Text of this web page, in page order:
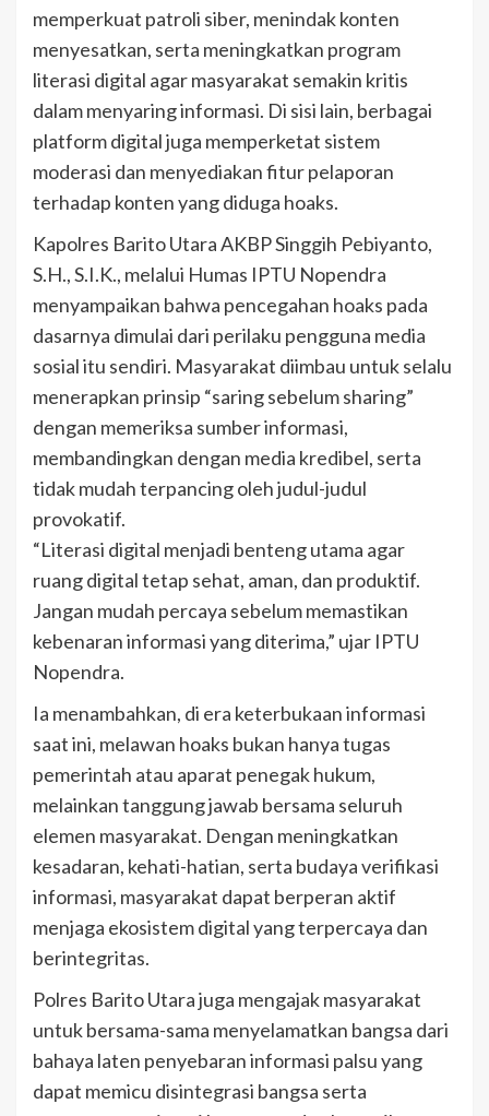
memperkuat patroli siber, menindak konten
menyesatkan, serta meningkatkan program
literasi digital agar masyarakat semakin kritis
dalam menyaring informasi. Di sisi lain, berbagai
platform digital juga memperketat sistem
moderasi dan menyediakan fitur pelaporan
terhadap konten yang diduga hoaks.
Kapolres Barito Utara AKBP Singgih Pebiyanto,
S.H., S.I.K., melalui Humas IPTU Nopendra
menyampaikan bahwa pencegahan hoaks pada
dasarnya dimulai dari perilaku pengguna media
sosial itu sendiri. Masyarakat diimbau untuk selalu
menerapkan prinsip “saring sebelum sharing”
dengan memeriksa sumber informasi,
membandingkan dengan media kredibel, serta
tidak mudah terpancing oleh judul-judul
provokatif.
“Literasi digital menjadi benteng utama agar
ruang digital tetap sehat, aman, dan produktif.
Jangan mudah percaya sebelum memastikan
kebenaran informasi yang diterima,” ujar IPTU
Nopendra.
Ia menambahkan, di era keterbukaan informasi
saat ini, melawan hoaks bukan hanya tugas
pemerintah atau aparat penegak hukum,
melainkan tanggung jawab bersama seluruh
elemen masyarakat. Dengan meningkatkan
kesadaran, kehati-hatian, serta budaya verifikasi
informasi, masyarakat dapat berperan aktif
menjaga ekosistem digital yang terpercaya dan
berintegritas.
Polres Barito Utara juga mengajak masyarakat
untuk bersama-sama menyelamatkan bangsa dari
bahaya laten penyebaran informasi palsu yang
dapat memicu disintegrasi bangsa serta